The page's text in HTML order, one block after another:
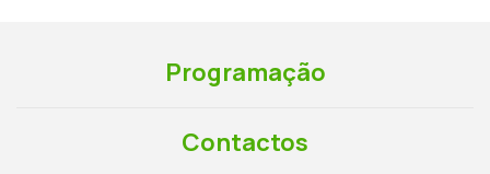
Programação
Contactos